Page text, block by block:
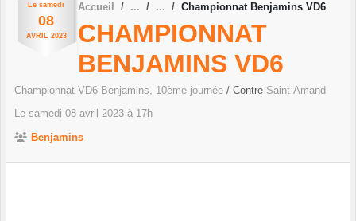
Le samedi
08
AVRIL 2023
Accueil Championnat Benjamins VD6
CHAMPIONNAT
BENJAMINS VD6
Championnat VD6 Benjamins, 10ème journée / Contre Saint-Amand
Le samedi 08 avril 2023 à 17h
Benjamins